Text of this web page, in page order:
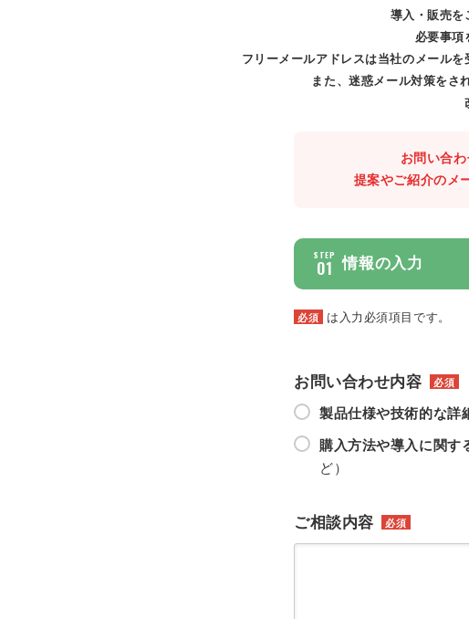
導入・販売を
必要事項
フリーメールアドレスは当社のメール
また、迷惑メール対策をさ
お問い合
提案やご紹介のメ
STEP
01 情報の入力
必須 は入力必須項目です。
お問い合わせ内容 必須
製品仕様や技術的な詳
購入方法や導入に関す
ど）
ご相談内容 必須